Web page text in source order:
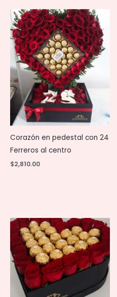
Corazón en pedestal con 24
Ferreros al centro
$2,810.00